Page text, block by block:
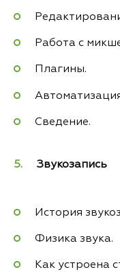
Работа с
Плагины.
Сведение.
Звукозапись
История
Физика звука.
Как устроена